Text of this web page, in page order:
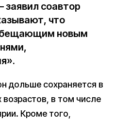
соавтор
что
новым
дольше сохраняется в
в том числе
Кроме того,